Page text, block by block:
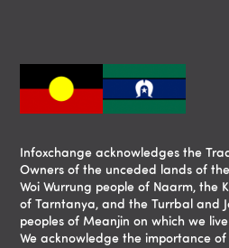
Infoxchange acknowledges the
Owners of the unceded lands of
Woi Wurrung people of Naarm, the
of Tarntanya, and the Turrbal and
peoples of Meanjin on which we
We acknowledge the importance